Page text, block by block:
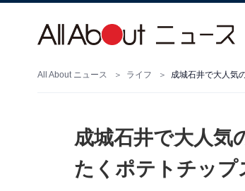
All About ニュース ライフ 成城石井で大人気
成城石井で大人気
たくポテトチップ